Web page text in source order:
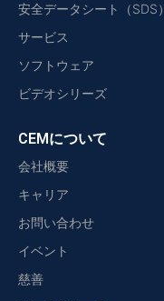
安全データシート（SDS）
サービス
ソフトウェア
ビデオシリーズ
CEMについて
会社概要
キャリア
お問い合わせ
イベント
慈善